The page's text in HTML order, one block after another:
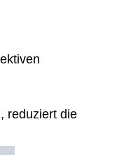
reduziert die